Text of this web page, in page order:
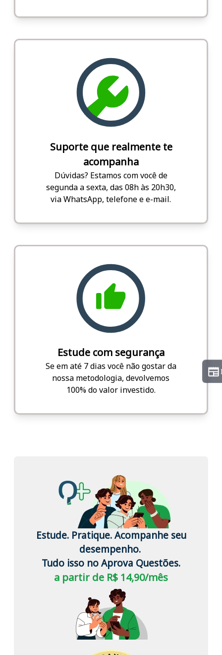
Suporte que realmente te
acompanha
Dúvidas? Estamos com você de
segunda a sexta, das 08h às 20h30,
via WhatsApp, telefone e e-mail.
Estude com segurança
Se em até 7 dias você não gostar da
nossa metodologia, devolvemos
100% do valor investido.
Estude. Pratique. Acompanhe seu
desempenho.
Tudo isso no Aprova Questões.
a partir de R$ 14,90/mês